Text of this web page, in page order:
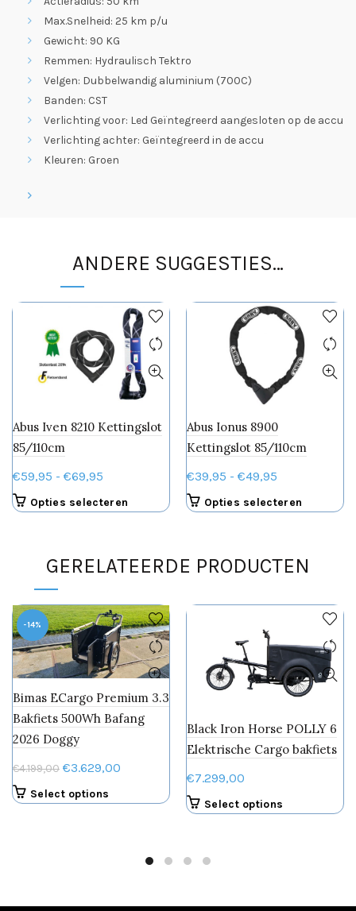
Max.Snelheid: 25 km p/u
Gewicht: 90 KG
Remmen: Hydraulisch Tektro
Velgen: Dubbelwandig aluminium (700C)
Banden: CST
Verlichting voor: Led Geïntegreerd aangesloten op de accu
Verlichting achter: Geïntegreerd in de accu
Kleuren: Groen
ANDERE SUGGESTIES…
Abus Iven 8210 Kettingslot
85/110cm
€59,95 - €69,95
tot
Opties selecteren
variaties.
optie
kan
gekozen
worden
op
de
productpagina
Abus Ionus 8900
Kettingslot 85/110cm
€39,95 - €49,95
tot
Opties selecteren
variaties.
optie
gekozen
worden
op
de
GERELATEERDE PRODUCTEN
-14%
Bimas ECargo Premium 3.3
Bakfiets 500Wh Bafang
2026 Doggy
€4.199,00 Oorspronkelijke
prijs
was:
€3.629,00
is:
Select options
Black Iron Horse POLLY 6
Elektrische Cargo bakfiets
€7.299,00
Select options